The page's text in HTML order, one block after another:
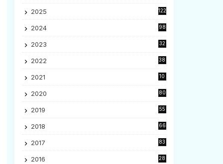
2025 122
2024 98
2023
32
2022
38
2021
10
2020
80
2019
55
2018
66
2017
83
2016
28